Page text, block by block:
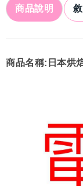
商品說明
商品名稱:日本烘